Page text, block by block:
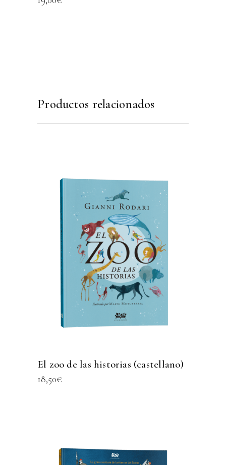
Productos relacionados
El zoo de las historias (castellano)
18,50€